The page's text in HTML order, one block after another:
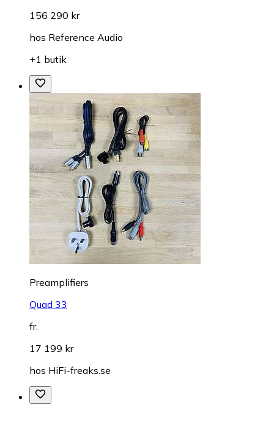
156 290 kr
hos Reference Audio
+1 butik
Preamplifiers
Quad 33
fr.
17 199 kr
hos HiFi-freaks.se